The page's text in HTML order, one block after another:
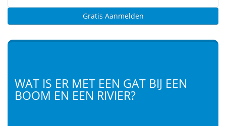
Gratis Aanmelden
WAT IS ER MET EEN GAT BIJ EEN
BOOM EN EEN RIVIER?